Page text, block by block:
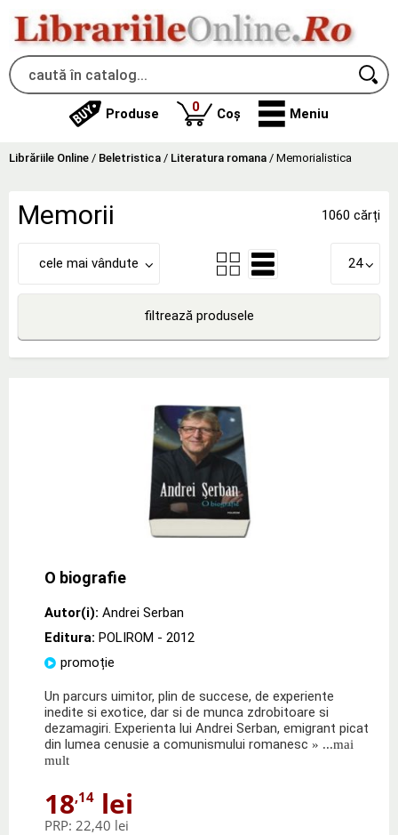
Produse 0produse
Coș Meniu
Librăriile Online / Beletristica / Literatura romana / Memorialistica
Memorii 1060 cărți
cele mai vândute 24
filtrează produsele
O biografie
Autor(i): Andrei Serban
Editura: POLIROM - 2012
promoție
Un parcurs uimitor, plin de succese, de experiente
inedite si exotice, dar si de munca zdrobitoare si
dezamagiri. Experienta lui Andrei Serban, emigrant picat
din lumea cenusie a comunismului romanesc » ...mai
mult
18,14 lei
PRP: 22,40 lei